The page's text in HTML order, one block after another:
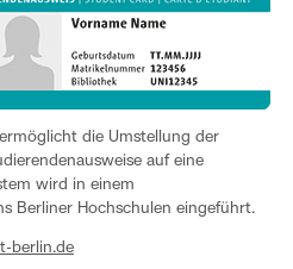
die Umstellung der
auf eine
wird in einem
Berliner Hochschulen eingeführt.
berlin.de